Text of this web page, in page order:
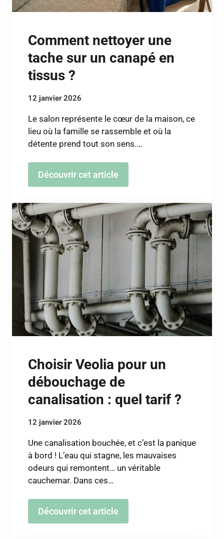
Comment nettoyer une
tache sur un canapé en
tissus ?
12 janvier 2026
Le salon représente le cœur de la maison, ce
lieu où la famille se rassemble et où la
détente prend tout son sens.…
Découvrir cet article
Choisir Veolia pour un
débouchage de
canalisation : quel tarif ?
12 janvier 2026
Une canalisation bouchée, et c’est la panique
à bord ! L’eau qui stagne, les mauvaises
odeurs qui remontent… un véritable
cauchemar. Dans ces…
Découvrir cet article